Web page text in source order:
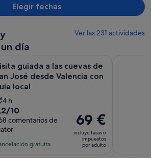
Elegir fechas
día
Ver las 231 actividades
guiada a las cuevas de
José desde Valencia con
local
La
duración
de
la
actividad
4 h
10
comentarios de
gratuita
El
precio
es
de
69 €
incluye tasas e
impuestos
por adulto